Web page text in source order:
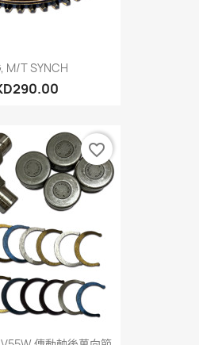
M/T SYNCH
favorite_border